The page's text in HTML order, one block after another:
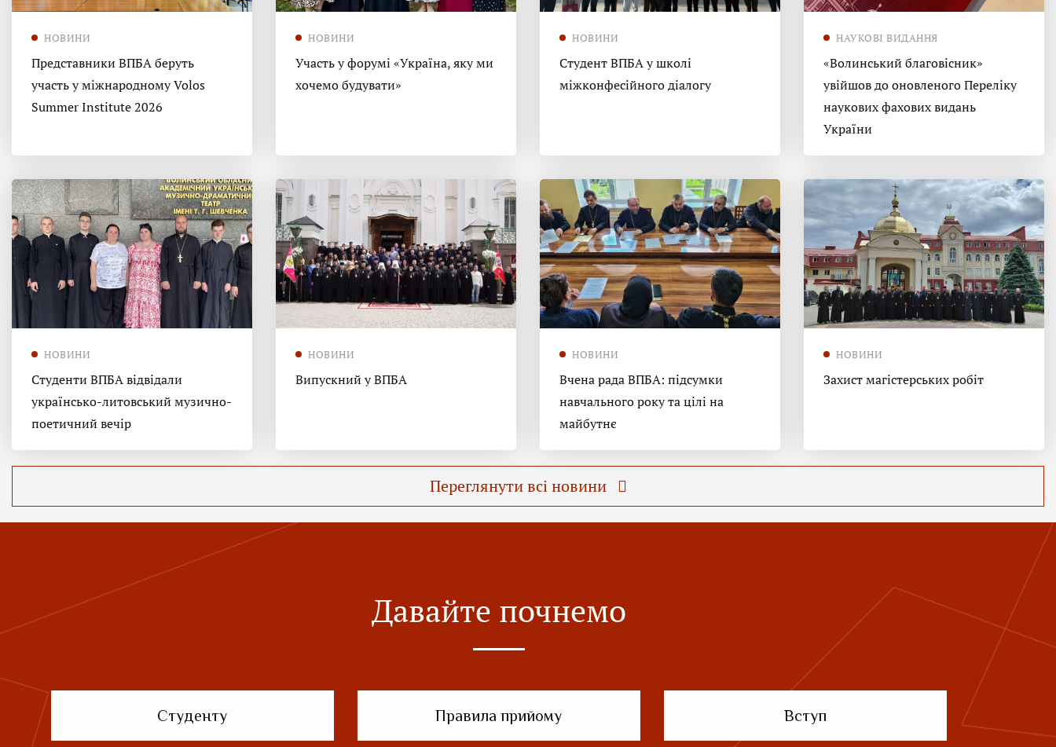
НОВИНИ
Представники ВПБА беруть
участь у міжнародному Volos
Summer Institute 2026
НОВИНИ
Участь у форумі «Україна, яку ми
хочемо будувати»
НОВИНИ
Студент ВПБА у школі
міжконфесійного діалогу
НАУКОВІ ВИДАННЯ
«Волинський благовісник»
увійшов до оновленого Переліку
наукових фахових видань
України
НОВИНИ
Студенти ВПБА відвідали
українсько-литовський музично-
поетичний вечір
НОВИНИ
Випускний у ВПБА
НОВИНИ
Вчена рада ВПБА: підсумки
навчального року та цілі на
майбутнє
НОВИНИ
Захист магістерських робіт
Переглянути всі новини
Давайте почнемо
Студенту Правила прийому Вступ